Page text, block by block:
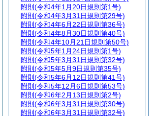
附則 (令和4年1月20日規則第1号)
附則 (令和4年3月31日規則第29号)
附則 (令和4年6月22日規則第36号)
附則 (令和4年8月30日規則第40号)
附則 (令和4年10月21日規則第50号)
附則 (令和5年1月24日規則第1号)
附則 (令和5年3月31日規則第32号)
附則 (令和5年5月9日規則第35号)
附則 (令和5年6月12日規則第41号)
附則 (令和5年12月6日規則第53号)
附則 (令和6年2月13日規則第2号)
附則 (令和6年3月31日規則第30号)
附則 (令和6年3月31日規則第32号)